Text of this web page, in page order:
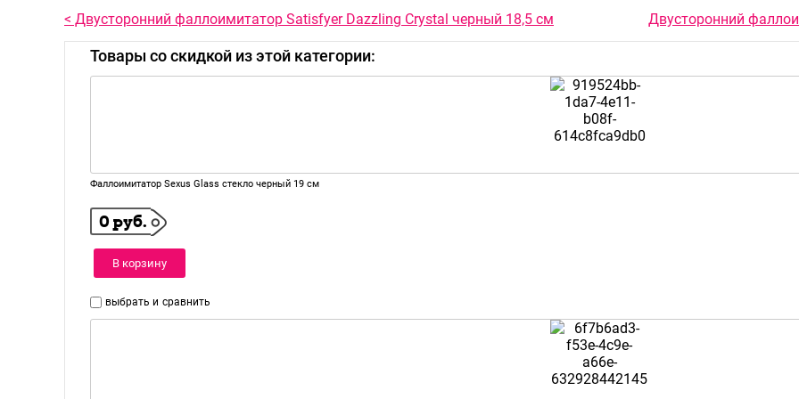
Двусторонний
< Двусторонний фаллоимитатор Satisfyer Dazzling Crystal черный 18,5 см
Товары со скидкой из этой категории:
Фаллоимитатор Sexus Glass стекло черный 19 см
0 руб.
В корзину
выбрать и сравнить